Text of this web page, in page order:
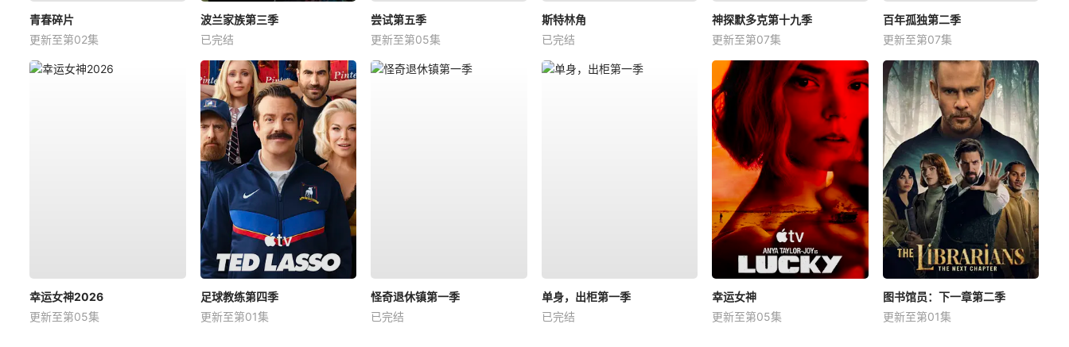
青春碎片
更新至第02集
波兰家族第三季
已完结
尝试第五季
更新至第05集
斯特林角
已完结
神探默多克第十九季
更新至第07集
百年孤独第二季
更新至第07集
幸运女神2026
更新至第05集
足球教练第四季
更新至第01集
怪奇退休镇第一季
已完结
单身，出柜第一季
已完结
幸运女神
更新至第05集
图书馆员：下一章第二季
更新至第01集